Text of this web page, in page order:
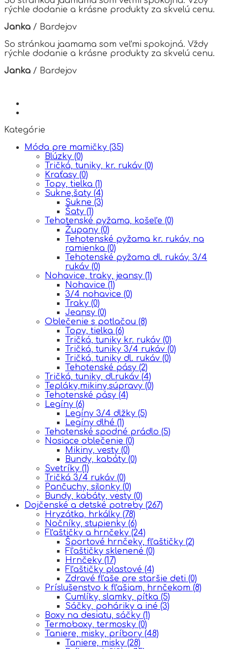
product
page
rýchle dodanie a krásne produkty za skvelú cenu.
Janka / Bardejov
So stránkou jaamama som veľmi spokojná. Vždy
rýchle dodanie a krásne produkty za skvelú cenu.
Janka / Bardejov
Kategórie
Móda pre mamičky (35)
Blúzky (0)
Tričká, tuniky, kr. rukáv (0)
Kraťasy (0)
Topy, tielka (1)
Sukne,šaty (4)
Sukne (3)
Šaty (1)
Tehotenské pyžama, košeľe (0)
Župany (0)
Tehotenské pyžama kr. rukáv, na
ramienka (0)
Tehotenské pyžama dl. rukáv, 3/4
rukáv (0)
Nohavice, traky, jeansy (1)
Nohavice (1)
3/4 nohavice (0)
Traky (0)
Jeansy (0)
Oblečenie s potlačou (8)
Topy, tielka (6)
Tričká, tuniky kr. rukáv (0)
Tričká, tuniky 3/4 rukáv (0)
Tričká, tuniky dl. rukáv (0)
Tehotenské pásy (2)
Tričká, tuniky, dl.rukáv (4)
Tepláky,mikiny,súpravy (0)
Tehotenské pásy (4)
Legíny (6)
Legíny 3/4 dlžky (5)
Legíny dlhé (1)
Tehotenské spodné prádlo (5)
Nosiace oblečenie (0)
Mikiny, vesty (0)
Bundy, kabáty (0)
Svetríky (1)
Tričká 3/4 rukáv (0)
Pančuchy, silonky (0)
Bundy, kabáty, vesty (0)
Dojčenské a detské potreby (267)
Hryzátka, hrkálky (78)
Nočníky, stupienky (6)
Fľaštičky a hrnčeky (24)
Športové hrnčeky, fľaštičky (2)
Fľaštičky sklenené (0)
Hrnčeky (17)
Fľaštičky plastové (4)
Zdravé fľaše pre staršie deti (0)
Príslušenstvo k fľašiam, hrnčekom (8)
Cumlíky, slamky, pítka (5)
Sáčky, poháriky a iné (3)
Boxy na desiatu, sáčky (1)
Termoboxy, termosky (0)
Taniere, misky, príbory (48)
Taniere, misky (28)